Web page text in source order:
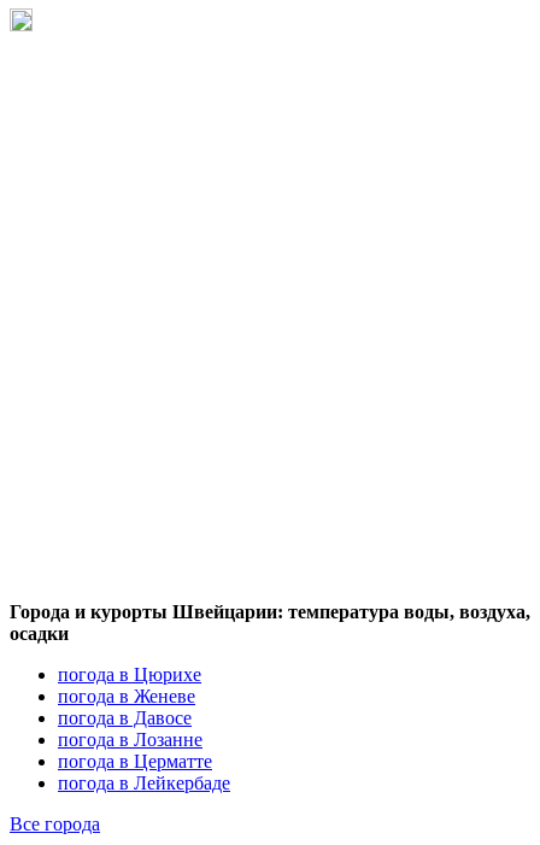
Города и курорты Швейцарии: температура воды, воздуха,
осадки
погода в Цюрихе
погода в Женеве
погода в Давосе
погода в Лозанне
погода в Церматте
погода в Лейкербаде
Все города